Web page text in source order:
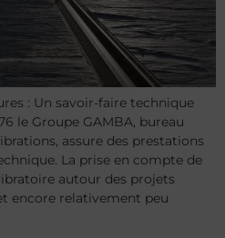
: Un savoir-faire technique
le Groupe GAMBA, bureau
assure des prestations
La prise en compte de
autour des projets
encore relativement peu